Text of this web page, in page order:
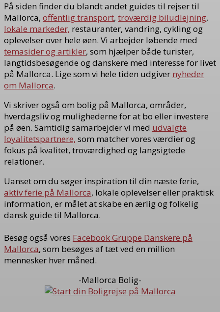
På siden finder du blandt andet guides til rejser til
Mallorca, offentlig transport, troværdig biludlejning,
lokale markeder, restauranter, vandring, cykling og
oplevelser over hele øen. Vi arbejder løbende med
temasider og artikler, som hjælper både turister,
langtidsbesøgende og danskere med interesse for livet
på Mallorca. Lige som vi hele tiden udgiver nyheder
om Mallorca.
Vi skriver også om bolig på Mallorca, områder,
hverdagsliv og mulighederne for at bo eller investere
på øen. Samtidig samarbejder vi med udvalgte
loyalitetspartnere, som matcher vores værdier og
fokus på kvalitet, troværdighed og langsigtede
relationer.
Uanset om du søger inspiration til din næste ferie,
aktiv ferie på Mallorca, lokale oplevelser eller praktisk
information, er målet at skabe en ærlig og folkelig
dansk guide til Mallorca.
Besøg også vores Facebook Gruppe Danskere på
Mallorca, som besøges af tæt ved en million
mennesker hver måned.
-Mallorca Bolig-